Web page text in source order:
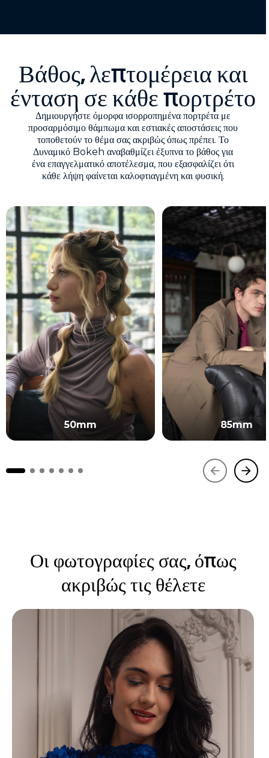
Βάθος, λεπτομέρεια και
ένταση σε κάθε πορτρέτο
Δημιουργήστε όμορφα ισορροπημένα πορτρέτα με
προσαρμόσιμο θάμπωμα και εστιακές αποστάσεις που
τοποθετούν το θέμα σας ακριβώς όπως πρέπει. Το
Δυναμικό Bokeh αναβαθμίζει έξυπνα το βάθος για
ένα επαγγελματικό αποτέλεσμα, που εξασφαλίζει ότι
κάθε λήψη φαίνεται καλοφτιαγμένη και φυσική.
50mm 85mm
Οι φωτογραφίες σας, όπως
ακριβώς τις θέλετε